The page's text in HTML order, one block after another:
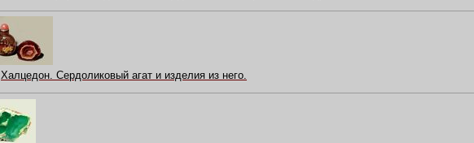
Халцедон. Сердоликовый агат и изделия из него.